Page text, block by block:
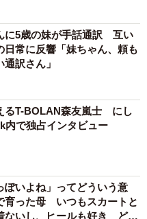
に5歳の妹が手話通訳 互い
日常に反響「妹ちゃん、頼も
訳さん」
るT-BOLAN森友嵐士 にし
内で独占インタビュー
ぽいよね」ってどういう意
った母 いつもスカートと
ないし、ヒールも好き どの